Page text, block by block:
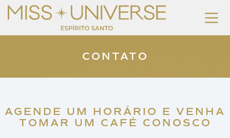
CONTATO
AGENDE UM HORÁRIO E VENHA
TOMAR UM CAFÉ CONOSCO